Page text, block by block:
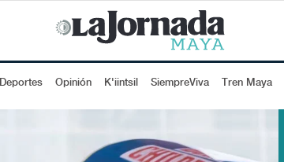
Deportes Opinión K'iintsil SiempreViva Tren Maya